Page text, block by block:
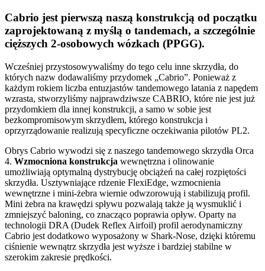
Cabrio jest pierwszą naszą konstrukcją od początku
zaprojektowaną z myślą o tandemach, a szczególnie
cięższych 2-osobowych wózkach (PPGG).
Wcześniej przystosowywaliśmy do tego celu inne skrzydła, do
których nazw dodawaliśmy przydomek „Cabrio”. Ponieważ z
każdym rokiem liczba entuzjastów tandemowego latania z napędem
wzrasta, stworzyliśmy najprawdziwsze CABRIO, które nie jest już
przydomkiem dla innej konstrukcji, a samo w sobie jest
bezkompromisowym skrzydłem, którego konstrukcja i
oprzyrządowanie realizują specyficzne oczekiwania pilotów PL2.
Obrys Cabrio wywodzi się z naszego tandemowego skrzydła Orca
4. Wzmocniona konstrukcja wewnętrzna i olinowanie
umożliwiają optymalną dystrybucję obciążeń na całej rozpiętości
skrzydła. Usztywniające rdzenie FlexiEdge, wzmocnienia
wewnętrzne i mini-żebra wiernie odwzorowują i stabilizują profil.
Mini żebra na krawędzi spływu pozwalają także ją wysmuklić i
zmniejszyć baloning, co znacząco poprawia opływ. Oparty na
technologii DRA (Dudek Reflex Airfoil) profil aerodynamiczny
Cabrio jest dodatkowo wyposażony w Shark-Nose, dzięki któremu
ciśnienie wewnątrz skrzydła jest wyższe i bardziej stabilne w
szerokim zakresie prędkości.